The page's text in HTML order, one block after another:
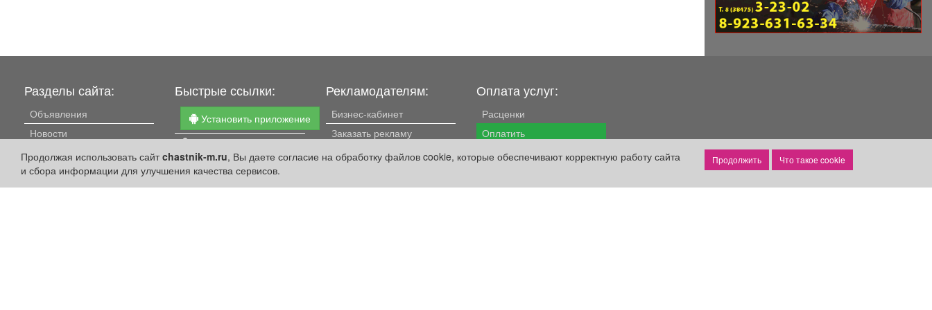
Продолжая использовать сайтchastnik-m.ru, Вы даете согласие на обработку файлов cookie, которые обеспечивают корректную работу сайта
и сбора информации для улучшения качества сервисов.
Что такое cookie
Разделы сайта:
Объявления
Новости
Компании
Афиша
Расписание занятий
Быстрые ссылки:
Установить приложение
Личный кабинет
Подать объявление
Рекламодателям:
Бизнес-кабинет
Заказать рекламу
Оплата услуг:
Расценки
Оплатить
Наши ресурсы:
Газета "Частник-М"